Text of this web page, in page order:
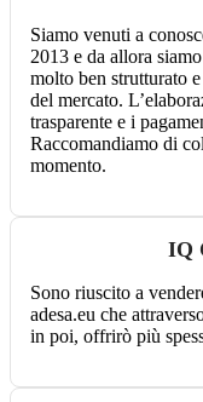
Siamo venuti a
2013 e da allora
molto ben strutturato
del mercato.
trasparente e i
Raccomandiamo di
momento.
IQ
Sono riuscito a
adesa.eu che
in poi, offrirò più